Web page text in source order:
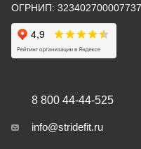
ОГРНИП: 323402700007737
8 800 44-44-525
info@stridefit.ru